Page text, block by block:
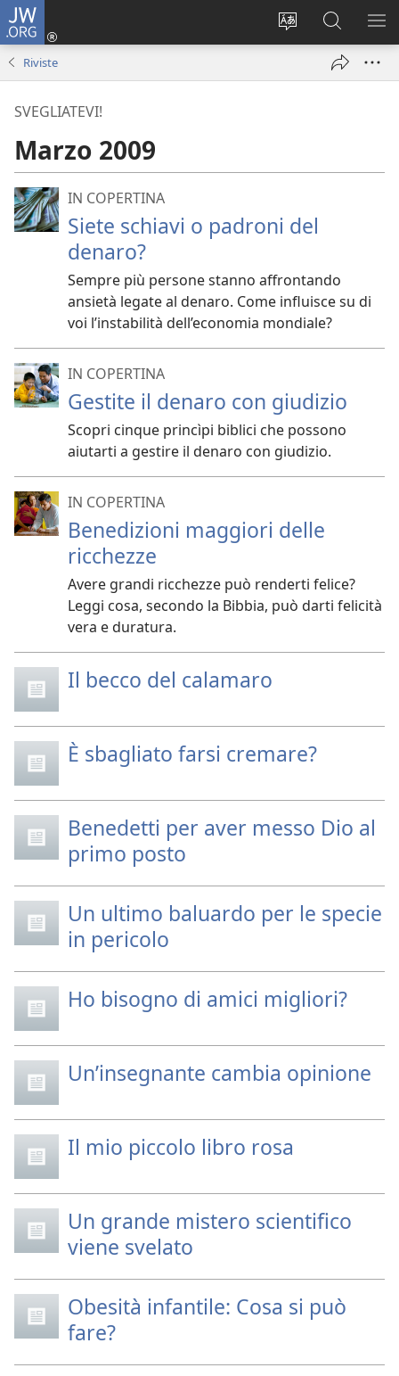
JW.ORG
Modificare
Accedi
(apre
Cerca
in
JW.ORG
Riviste
SVEGLIATEVI!
Marzo 2009
IN COPERTINA
Siete schiavi o padroni del
denaro?
Sempre più persone stanno affrontando
ansietà legate al denaro. Come influisce su di
voi l’instabilità dell’economia mondiale?
IN COPERTINA
Gestite il denaro con giudizio
Scopri cinque princìpi biblici che possono
aiutarti a gestire il denaro con giudizio.
IN COPERTINA
Benedizioni maggiori delle
ricchezze
Avere grandi ricchezze può renderti felice?
Leggi cosa, secondo la Bibbia, può darti felicità
vera e duratura.
Il becco del calamaro
È sbagliato farsi cremare?
Benedetti per aver messo Dio al
primo posto
Un ultimo baluardo per le specie
in pericolo
Ho bisogno di amici migliori?
Un’insegnante cambia opinione
Il mio piccolo libro rosa
Un grande mistero scientifico
viene svelato
Obesità infantile: Cosa si può
fare?